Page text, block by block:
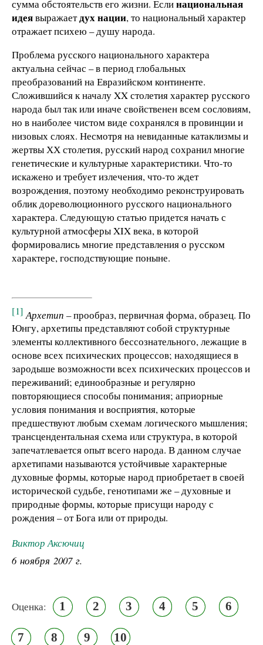
сумма обстоятельств его жизни. Еслинациональная
идеявыражаетдух нации, то национальный характер
отражает психею – душу народа.
Проблема русского национального характера
актуальна сейчас – в период глобальных
преобразований на Евразийском континенте.
Сложившийся к началу XX столетия характер русского
народа был так или иначе свойственен всем сословиям,
но в наиболее чистом виде сохранялся в провинции и
низовых слоях. Несмотря на невиданные катаклизмы и
жертвы ХХ столетия, русский народ сохранил многие
генетические и культурные характеристики. Что-то
искажено и требует излечения, что-то ждет
возрождения, поэтому необходимо реконструировать
облик дореволюционного русского национального
характера. Следующую статью придется начать с
культурной атмосферы XIX века, в которой
формировались многие представления о русском
характере, господствующие поныне.
[1] Архетип – прообраз, первичная форма, образец. По
Юнгу, архетипы представляют собой структурные
элементы коллективного бессознательного, лежащие в
основе всех психических процессов; находящиеся в
зародыше возможности всех психических процессов и
переживаний; единообразные и регулярно
повторяющиеся способы понимания; априорные
условия понимания и восприятия, которые
предшествуют любым схемам логического мышления;
трансцендентальная схема или структура, в которой
запечатлевается опыт всего народа. В данном случае
архетипами называются устойчивые характерные
духовные формы, которые народ приобретает в своей
исторической судьбе, генотипами же – духовные и
природные формы, которые присущи народу с
рождения – от Бога или от природы.
Виктор Аксючиц
6 ноября 2007 г.
Оценка: 1 2 3 4 5 6
7 8 9 10